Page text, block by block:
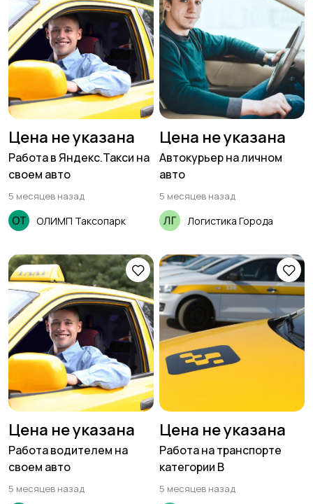
Цена не указана
Работа в Яндекс.Такси на
своем авто
5 месяцев назад
ОЛИМП Таксопарк
Цена не указана
Автокурьер на личном
авто
5 месяцев назад
Логистика Города
Цена не указана
Работа водителем на
своем авто
5 месяцев назад
Цена не указана
Работа на транспорте
категории В
5 месяцев назад